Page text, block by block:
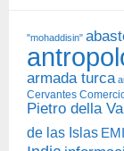
"mohaddisin"
armada turca
Cervantes
Pietro della
de las Islas